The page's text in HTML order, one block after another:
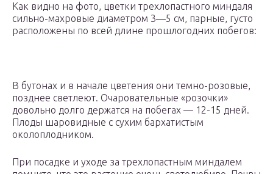
Как видно на фото, цветки трехлопастного миндаля
сильно-махровые диаметром 3—5 см, парные, густо
расположены по всей длине прошлогодних побегов:
В бутонах и в начале цветения они темно-розовые,
позднее светлеют. Очаровательные «розочки»
довольно долго держатся на побегах — 12-15 дней.
Плоды шаровидные с сухим бархатистым
околоплодником.
При посадке и уходе за трехлопастным миндалем